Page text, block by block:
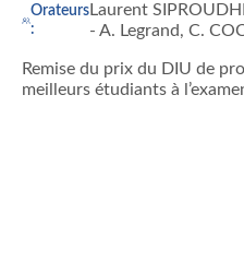
Orateurs
:
Laurent
- A. Legrand, C.
Remise du prix du DIU de
meilleurs étudiants à